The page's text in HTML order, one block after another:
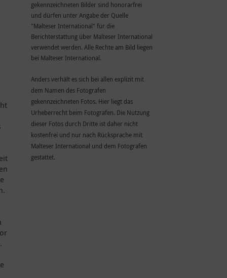
gekennzeichneten Bilder sind honorarfrei
und dürfen unter Angabe der Quelle
"Malteser International" für die
Berichterstattung über Malteser International
verwendet werden. Alle Rechte am Bild liegen
bei Malteser International.
Anders verhält es sich bei allen explizit mit
dem Namen des Fotografen
gekennzeichneten Fotos. Hier liegt das
Urheberrecht beim Fotografen. Die Nutzung
dieser Fotos durch Dritte ist daher nicht
kostenfrei und nur nach Rücksprache mit
Malteser International und dem Fotografen
gestattet.